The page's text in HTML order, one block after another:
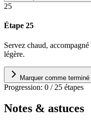
25
Étape 25
Servez chaud,
légère.
Marquer comme terminé
Progression: 0 / 25 étapes
Notes & astuces